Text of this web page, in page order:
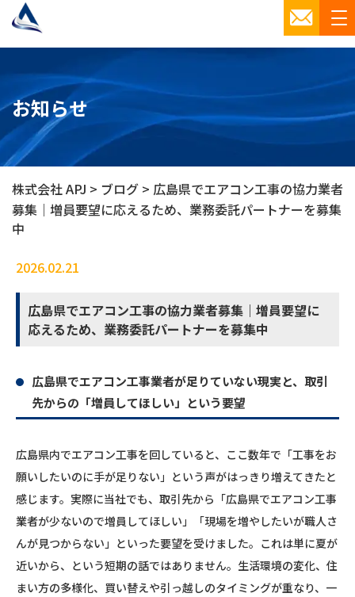
お知らせ
株式会社 APJ > ブログ > 広島県でエアコン工事の協力業者
募集｜増員要望に応えるため、業務委託パートナーを募集
中
2026.02.21
広島県でエアコン工事の協力業者募集｜増員要望に
応えるため、業務委託パートナーを募集中
広島県でエアコン工事業者が足りていない現実と、取引
先からの「増員してほしい」という要望
広島県内でエアコン工事を回していると、ここ数年で「工事をお
願いしたいのに手が足りない」という声がはっきり増えてきたと
感じます。実際に当社でも、取引先から「広島県でエアコン工事
業者が少ないので増員してほしい」「現場を増やしたいが職人さ
んが見つからない」といった要望を受けました。これは単に夏が
近いから、という短期の話ではありません。生活環境の変化、住
まい方の多様化、買い替えや引っ越しのタイミングが重なり、一